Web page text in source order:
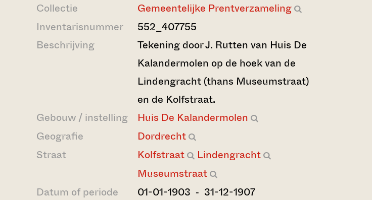
Collectie
Gemeentelijke Prentverzameling
Inventarisnummer
552_407755
Beschrijving
Tekening door J. Rutten van Huis De
Kalandermolen op de hoek van de
Lindengracht (thans Museumstraat)
en de Kolfstraat.
Gebouw / instelling
Huis De Kalandermolen
Geografie
Dordrecht
Straat
Kolfstraat
Lindengracht
Museumstraat
Datum of periode
01-01-1903 ‐ 31-12-1907